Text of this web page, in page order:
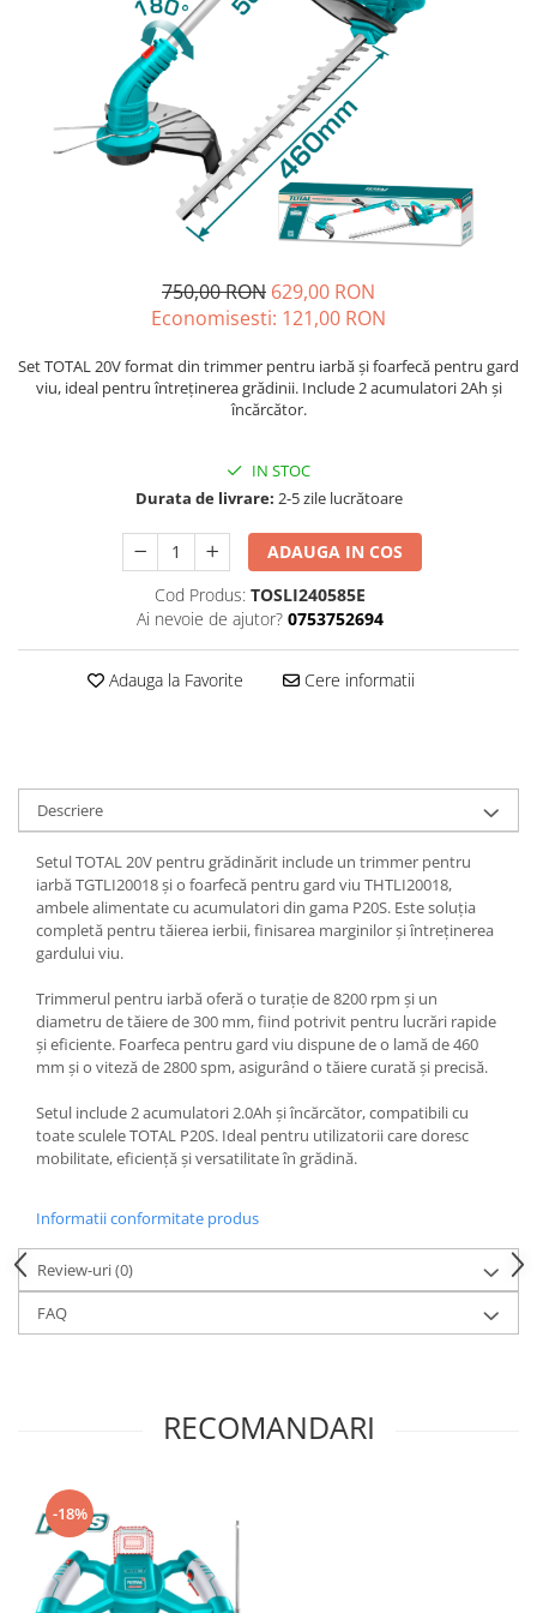
Mașini de șlefuit
Măști de sudură
Nivele cu bulă
Nivelă laser
Polizoare unghiulare
Accesorii pentru drujbă
Echipamente de protecție
Grătare și accesorii
Instalații sanitare
Pistol pentru vopsit
Pompă, hidrofor
Presostate/Regulatoare de
Rindele electrice
Accesorii rindele
Scule electrice
Accesorii pentru polizor
Accesorii scule electrice
Compresoare aer
Fierastrau sabie
Fierăstrău circular
Flexuri
Mixere mortar
Motoare electrice
Pistoale de bătut cuie
Unelte multifuncționale
Vibratoare pentru beton
Scule manuale
Dălți pentru Lemn
Menghine
Scule pentru Gresie și Sticlă
Scule pentru grădină
750,00 RON 629,00 RON
Economisesti: 121,00 RON
Set TOTAL 20V format din trimmer pentru iarbă și foarfecă pentru gard
viu, ideal pentru întreținerea grădinii. Include 2 acumulatori 2Ah și
încărcător.
IN STOC
Durata de livrare: 2-5 zile lucrătoare
ADAUGA IN COS
Cod Produs: TOSLI240585E
Ai nevoie de ajutor? 0753752694
Adauga la Favorite Cere informatii
Descriere
Setul TOTAL 20V pentru grădinărit include un trimmer pentru
iarbă TGTLI20018 și o foarfecă pentru gard viu THTLI20018,
ambele alimentate cu acumulatori din gama P20S. Este soluția
completă pentru tăierea ierbii, finisarea marginilor și întreținerea
gardului viu.
Trimmerul pentru iarbă oferă o turație de 8200 rpm și un
diametru de tăiere de 300 mm, fiind potrivit pentru lucrări rapide
și eficiente. Foarfeca pentru gard viu dispune de o lamă de 460
mm și o viteză de 2800 spm, asigurând o tăiere curată și precisă.
Setul include 2 acumulatori 2.0Ah și încărcător, compatibili cu
toate sculele TOTAL P20S. Ideal pentru utilizatorii care doresc
mobilitate, eficiență și versatilitate în grădină.
Informatii conformitate produs
Review-uri(0)
FAQ
RECOMANDARI
-18%